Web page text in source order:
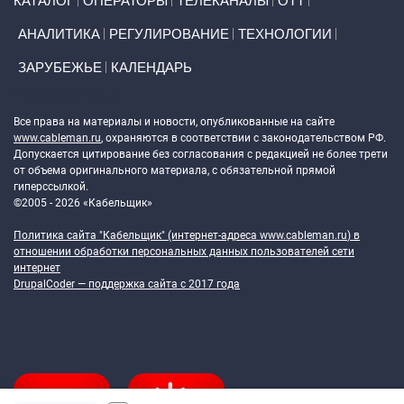
АНАЛИТИКА РЕГУЛИРОВАНИЕ ТЕХНОЛОГИИ
ЗАРУБЕЖЬЕ КАЛЕНДАРЬ
Все права на материалы и новости, опубликованные на сайте
www.cableman.ru, охраняются в соответствии с законодательством РФ.
Допускается цитирование без согласования с редакцией не более трети
от объема оригинального материала, с обязательной прямой
гиперссылкой.
©2005 - 2026 «Кабельщик»
Политика сайта "Кабельщик" (интернет-адреса www.cableman.ru) в
отношении обработки персональных данных пользователей сети
интернет
DrupalCoder — поддержка сайта c 2017 года